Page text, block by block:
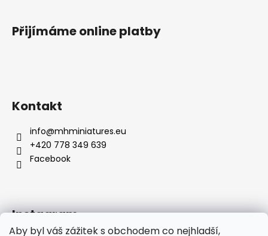
Aby byl váš zážitek s obchodem co nejhladší,
Přijímáme online platby
Kontakt
info@mhminiatures.eu
+420 778 349 639
Facebook
Instagram